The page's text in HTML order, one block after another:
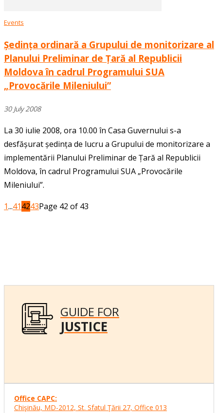
Events
Ședința ordinară a Grupului de monitorizare al
Planului Preliminar de Țară al Republicii
Moldova în cadrul Programului SUA
„Provocările Mileniului”
30 July 2008
La 30 iulie 2008, ora 10.00 în Casa Guvernului s-a
desfășurat ședința de lucru a Grupului de monitorizare a
implementării Planului Preliminar de Țară al Republicii
Moldova, în cadrul Programului SUA „Provocările
Mileniului”.
1...414243Page 42 of 43
GUIDE FOR
JUSTICE
Office CAPC:
Chişinău, MD-2012, St. Sfatul Ţării 27, Office 013